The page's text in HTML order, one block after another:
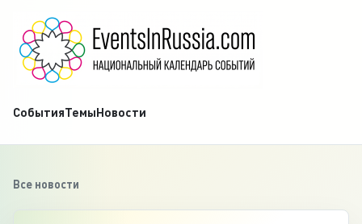
СобытияТемыНовости
Все новости